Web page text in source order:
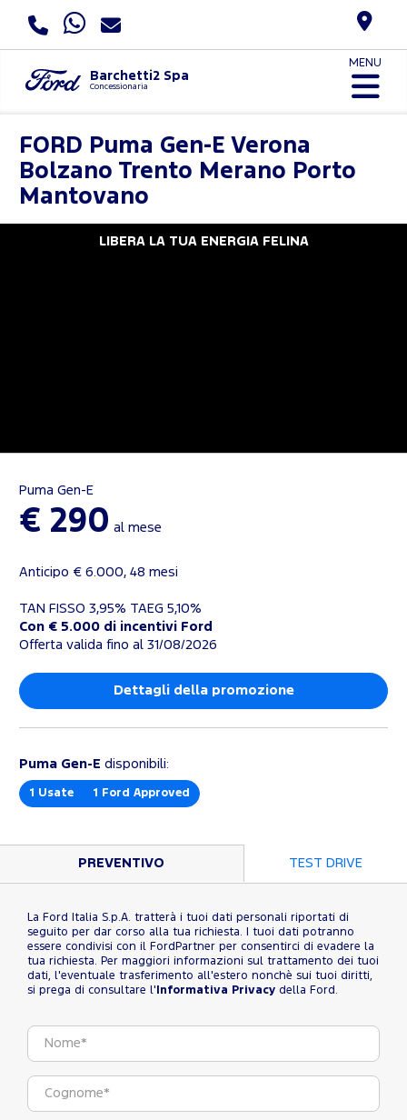
Barchetti2 Spa
Concessionaria
MENU
FORD Puma Gen-E Verona
Bolzano Trento Merano Porto
Mantovano
LIBERA LA TUA ENERGIA FELINA
Puma Gen-E
€ 290 al mese
Anticipo € 6.000, 48 mesi
TAN FISSO 3,95% TAEG 5,10%
Con € 5.000 di incentivi Ford
Offerta valida fino al 31/08/2026
Dettagli della promozione
Puma Gen-E disponibili:
1 Usate 1 Ford Approved
PREVENTIVO TEST DRIVE
La Ford Italia S.p.A. tratterà i tuoi dati personali riportati di
seguito per dar corso alla tua richiesta. I tuoi dati potranno
essere condivisi con il FordPartner per consentirci di evadere la
tua richiesta. Per maggiori informazioni sul trattamento dei tuoi
dati, l'eventuale trasferimento all'estero nonchè sui tuoi diritti,
si prega di consultare l' Informativa Privacy della Ford.